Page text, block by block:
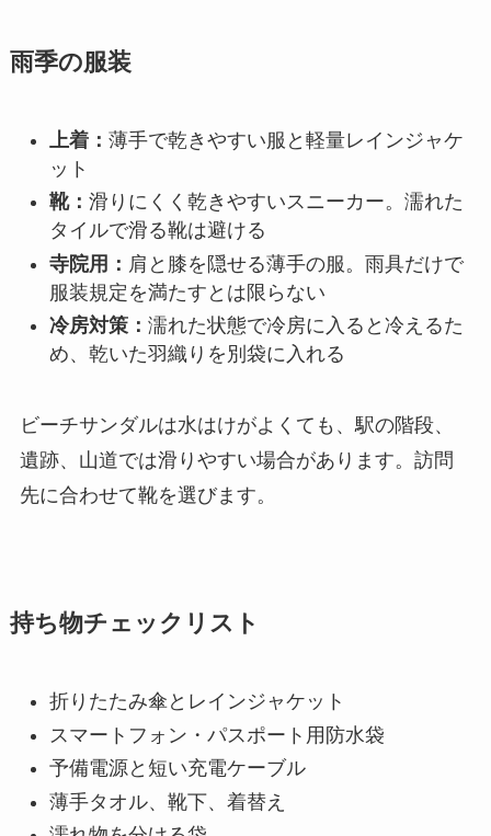
雨季の服装
上着： 薄手で乾きやすい服と軽量レインジャケ
ット
靴： 滑りにくく乾きやすいスニーカー。濡れた
タイルで滑る靴は避ける
寺院用： 肩と膝を隠せる薄手の服。雨具だけで
服装規定を満たすとは限らない
冷房対策： 濡れた状態で冷房に入ると冷えるた
め、乾いた羽織りを別袋に入れる
ビーチサンダルは水はけがよくても、駅の階段、
遺跡、山道では滑りやすい場合があります。訪問
先に合わせて靴を選びます。
持ち物チェックリスト
折りたたみ傘とレインジャケット
スマートフォン・パスポート用防水袋
予備電源と短い充電ケーブル
薄手タオル、靴下、着替え